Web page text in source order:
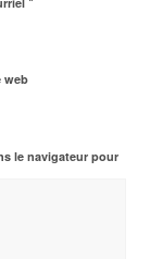
web
le navigateur pour